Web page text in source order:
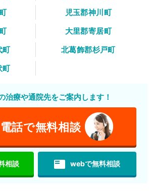
児玉郡神川町
大里郡寄居町
町
北葛飾郡杉戸町
町
治療や通院先をご案内します！
電話で無料相談
相談 featured_play_list webで無料相談